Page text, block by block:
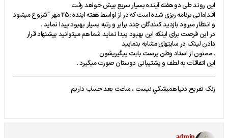
این روند طی دو هفته آینده بسیار سریع پیش خواهد رفت
اقداماتی برنامه ریزی شده است که در از اواسط هفته اینده :25 مهر "شروع میشود
و انتظار میرود بازدید کنندگان چند برابر و رتبه بسیار بهبود پیدا نماید .
در این فرصت برای اینکه این بهبود پیدا نماید شما هم میتوانید پیشنهاد قرار
دادن لینک در سایتهای مشابه بنمایید
. ممنون از استاد وطن پرست بابت پیگیریشون
این اتفاقات به لطف و پشتیبانی دوستان صورت میگیرد .
زنگ تفريح دنيا هميشگي نيست ، ساعت بعد حساب داريم